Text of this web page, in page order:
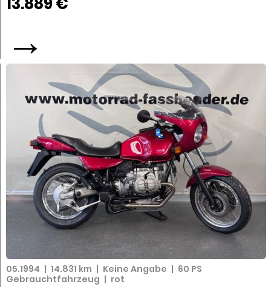
→
05.1994 | 14.831 km | Keine Angabe | 60 PS
Gebrauchtfahrzeug | rot